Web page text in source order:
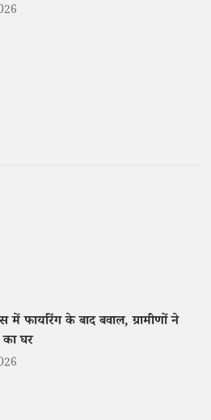
फायरिंग के बाद बवाल, ग्रामीणों ने
घर